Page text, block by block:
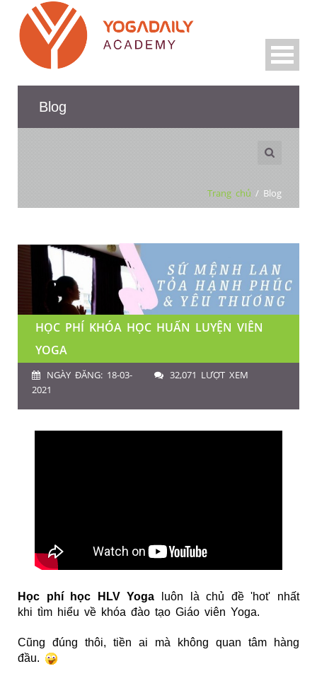
Blog
Trang chủ / Blog
HỌC PHÍ KHÓA HỌC HUẤN LUYỆN VIÊN
YOGA
NGÀY ĐĂNG: 18-03-
2021
32,071 LƯỢT XEM
Học phí học HLV Yoga
luôn là chủ đề 'hot' nhất
khi tìm hiểu về khóa đào tạo Giáo viên Yoga.
Cũng đúng thôi, tiền ai mà không quan tâm hàng
đầu.